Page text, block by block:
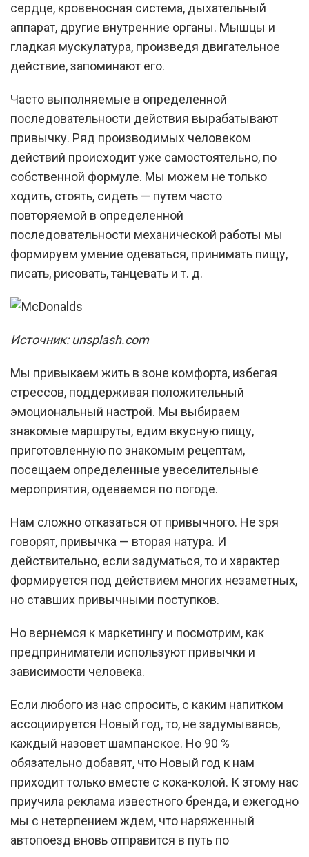
сердце, кровеносная система, дыхательный
аппарат, другие внутренние органы. Мышцы и
гладкая мускулатура, произведя двигательное
действие, запоминают его.
Часто выполняемые в определенной
последовательности действия вырабатывают
привычку. Ряд производимых человеком
действий происходит уже самостоятельно, по
собственной формуле. Мы можем не только
ходить, стоять, сидеть — путем часто
повторяемой в определенной
последовательности механической работы мы
формируем умение одеваться, принимать пищу,
писать, рисовать, танцевать и т. д.
Источник: unsplash.com
Мы привыкаем жить в зоне комфорта, избегая
стрессов, поддерживая положительный
эмоциональный настрой. Мы выбираем
знакомые маршруты, едим вкусную пищу,
приготовленную по знакомым рецептам,
посещаем определенные увеселительные
мероприятия, одеваемся по погоде.
Нам сложно отказаться от привычного. Не зря
говорят, привычка — вторая натура. И
действительно, если задуматься, то и характер
формируется под действием многих незаметных,
но ставших привычными поступков.
Но вернемся к маркетингу и посмотрим, как
предприниматели используют привычки и
зависимости человека.
Если любого из нас спросить, с каким напитком
ассоциируется Новый год, то, не задумываясь,
каждый назовет шампанское. Но 90 %
обязательно добавят, что Новый год к нам
приходит только вместе с кока-колой. К этому нас
приучила реклама известного бренда, и ежегодно
мы с нетерпением ждем, что наряженный
автопоезд вновь отправится в путь по